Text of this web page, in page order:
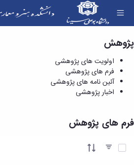
فرم های پژوهشی - دانشکده
پژوهش
اولویت های پژوهشی
فرم های پژوهشی
آئین نامه های پژوهشی
اخبار پژوهشی
فرم های پژوهش
آیتم ها را انتخاب کنید